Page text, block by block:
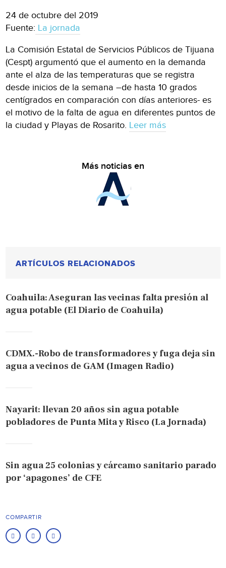
24 de octubre del 2019
Fuente: La jornada
La Comisión Estatal de Servicios Públicos de Tijuana
(Cespt) argumentó que el aumento en la demanda
ante el alza de las temperaturas que se registra
desde inicios de la semana –de hasta 10 grados
centígrados en comparación con días anteriores- es
el motivo de la falta de agua en diferentes puntos de
la ciudad y Playas de Rosarito. Leer más
Más noticias en
ARTÍCULOS RELACIONADOS
Coahuila: Aseguran las vecinas falta presión al
agua potable (El Diario de Coahuila)
CDMX.-Robo de transformadores y fuga deja sin
agua a vecinos de GAM (Imagen Radio)
Nayarit: llevan 20 años sin agua potable
pobladores de Punta Mita y Risco (La Jornada)
Sin agua 25 colonias y cárcamo sanitario parado
por ‘apagones’ de CFE
COMPARTIR